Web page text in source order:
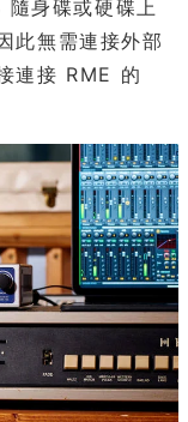
身碟或硬碟上
此無需連接外部
連接 RME 的